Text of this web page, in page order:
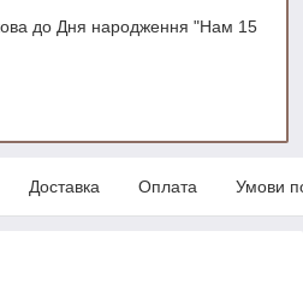
до Дня народження "Нам 15
Доставка Оплата Умови